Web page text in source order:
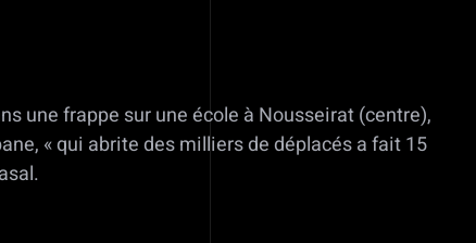
une frappe sur une école à Nousseirat (centre),
« qui abrite des milliers de déplacés a fait 15